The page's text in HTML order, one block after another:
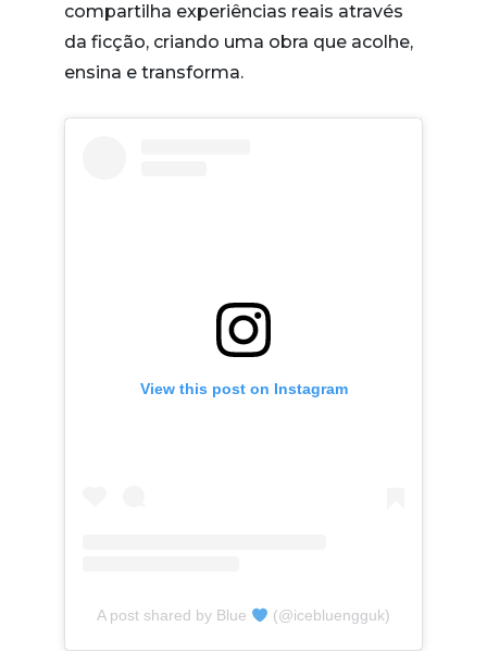
compartilha experiências reais através
da ficção, criando uma obra que acolhe,
ensina e transforma.
View this post on Instagram
A post shared by Blue (@icebluengguk)